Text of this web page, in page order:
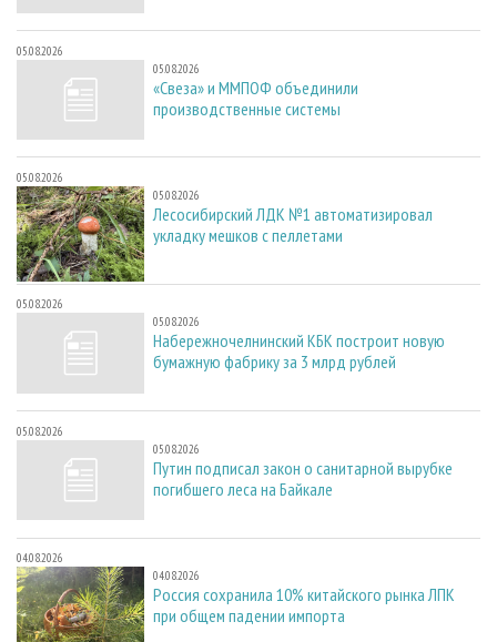
05.08.2026
05.08.2026
«Свеза» и ММПОФ объединили
производственные системы
05.08.2026
05.08.2026
Лесосибирский ЛДК №1 автоматизировал
укладку мешков с пеллетами
05.08.2026
05.08.2026
Набережночелнинский КБК построит новую
бумажную фабрику за 3 млрд рублей
05.08.2026
05.08.2026
Путин подписал закон о санитарной вырубке
погибшего леса на Байкале
04.08.2026
04.08.2026
Россия сохранила 10% китайского рынка ЛПК
при общем падении импорта